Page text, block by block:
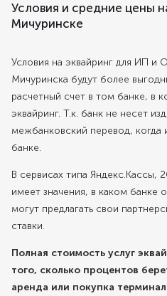
Условия и средние цены
Мичуринске
Условия на эквайринг для ИП и
Мичуринска будут более
расчетный счет в том банке, в
эквайринг. Т.к. банк не несет
межбанковский перевод, когда
банке.
В сервисах типа Яндекс.Кассы,
имеет значения, в каком банке
могут предлагать свои
ставки.
Полная стоимость услуг
того, сколько процентов
аренда или покупка